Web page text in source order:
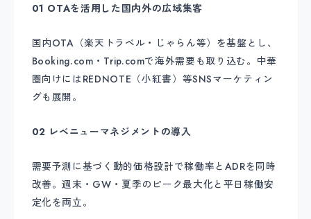
01 OTAを活用した国内外の広域集客
国内OTA（楽天トラベル・じゃらん等）を基盤とし、
Booking.com・Trip.comで海外需要も取り込む。中華
圏向けにはREDNOTE（小紅書）等SNSマーケティン
グも展開。
02 レベニューマネジメントの導入
需要予測に基づく動的価格設計で稼働率とADRを同時
改善。週末・GW・夏季のピーク最大化と平日稼働安
定化を両立。